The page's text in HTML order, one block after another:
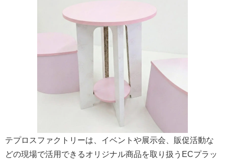
テプロスファクトリーは、イベントや展示会、販促活動な
どの現場で活用できるオリジナル商品を取り扱うECプラッ